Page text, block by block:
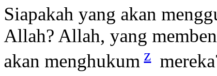
Siapakah yang akan
Allah? Allah, yang
akan menghukum z